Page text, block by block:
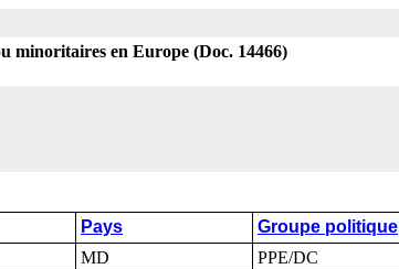
minoritaires en Europe (Doc. 14466)
Pays Groupe politique
MD PPE/DC